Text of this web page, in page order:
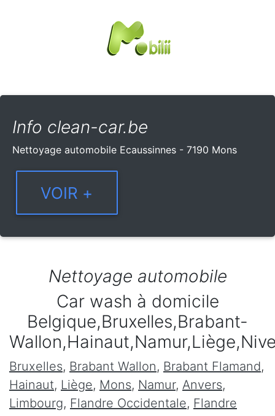
Info clean-car.be
Nettoyage automobile Ecaussinnes - 7190 Mons
Nettoyage automobile
Car wash à domicile
Belgique,Bruxelles,Brabant-
Bruxelles, Brabant Wallon, Brabant Flamand,
Hainaut, Liège, Mons, Namur, Anvers,
Limbourg, Flandre Occidentale, Flandre